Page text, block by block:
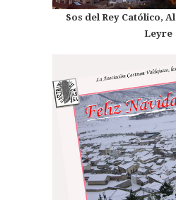
Sos del Rey Católico,
Leyre